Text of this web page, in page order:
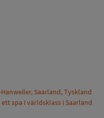
Saarland, Tyskland
spa i världsklass i Saarland